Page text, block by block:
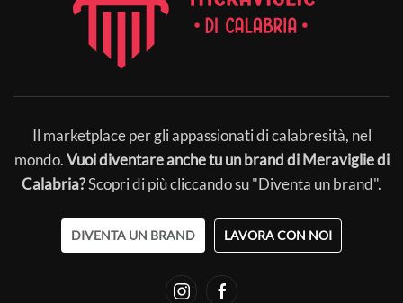
Il marketplace per gli appassionati di calabresità, nel
mondo.Vuoi diventare anche tu un brand di Meraviglie di
Calabria?Scopri di più cliccando su "Diventa un brand".
DIVENTA UN BRAND LAVORA CON NOI